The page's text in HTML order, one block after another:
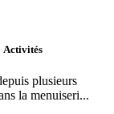
Activités
plusieurs
la menuiseri...